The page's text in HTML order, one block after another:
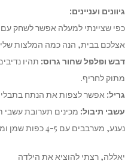
גיוונים ועניינים:
כפי שציינתי למעלה אפשר לשחק
אצלכם בבית, הנה כמה המלצות
דבש ופלפל שחור גרוס: תהיו
מתוק לחריף.
גריל: אפשר לצפות את הנתח בתבלין גריל מוכן
עשבי תיבול: מכינים תערובת עשבי
נענע, מערבבים עם 4-5 כפות שמן ומצפים את הנתח.
יאללה, רצתי להוציא את הילדה